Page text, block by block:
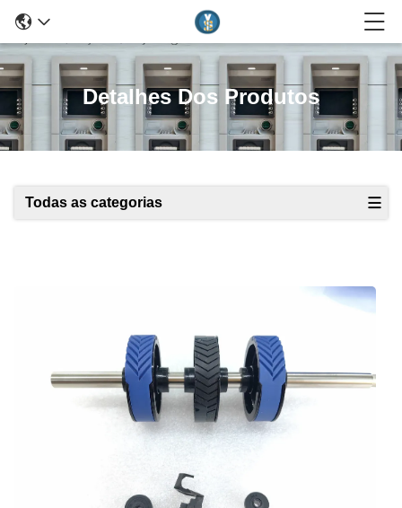
Detalhes Dos Produtos
Todas as categorias